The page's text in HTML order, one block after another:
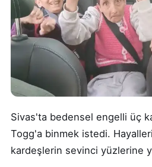
Sivas'ta bedensel engelli üç
Togg'a binmek istedi.
kardeşlerin sevinci yüzlerine